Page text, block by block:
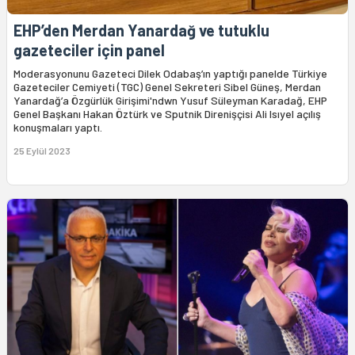
EHP’den Merdan Yanardağ ve tutuklu
gazeteciler için panel
Moderasyonunu Gazeteci Dilek Odabaş’ın yaptığı panelde Türkiye
Gazeteciler Cemiyeti (TGC) Genel Sekreteri Sibel Güneş, Merdan
Yanardağ’a Özgürlük Girişimi'ndwn Yusuf Süleyman Karadağ, EHP
Genel Başkanı Hakan Öztürk ve Sputnik Direnişçisi Ali Isıyel açılış
konuşmaları yaptı.
25 Eylül 2023